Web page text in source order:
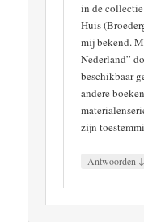
in de
Huis
mij bekend.
Nederland”
beschikbaar
andere
zijn
Antwoorden ↓